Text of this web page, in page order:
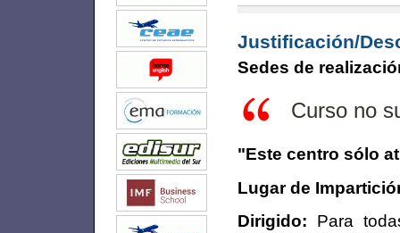
Justificación/
Sedes de
Curso no
"Este centro sólo
Lugar de
Dirigido: Para